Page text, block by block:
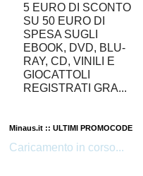
5 EURO DI SCONTO
SU 50 EURO DI
SPESA SUGLI
EBOOK, DVD, BLU-
RAY, CD, VINILI E
GIOCATTOLI
REGISTRATI GRA...
Minaus.it :: ULTIMI PROMOCODE
Caricamento in corso...